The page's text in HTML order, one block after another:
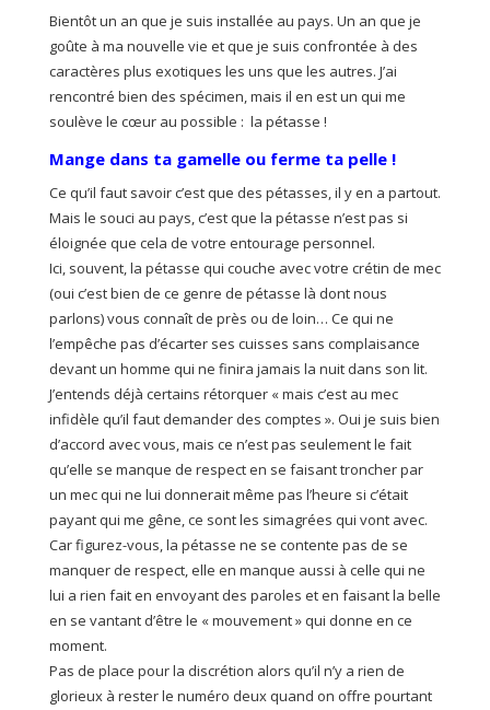
Bientôt un an que je suis installée au pays. Un an que je
goûte à ma nouvelle vie et que je suis confrontée à des
caractères plus exotiques les uns que les autres. J’ai
rencontré bien des spécimen, mais il en est un qui me
soulève le cœur au possible : la pétasse !
Mange dans ta gamelle ou ferme ta pelle !
Ce qu’il faut savoir c’est que des pétasses, il y en a partout.
Mais le souci au pays, c’est que la pétasse n’est pas si
éloignée que cela de votre entourage personnel.
Ici, souvent, la pétasse qui couche avec votre crétin de mec
(oui c’est bien de ce genre de pétasse là dont nous
parlons) vous connaît de près ou de loin… Ce qui ne
l’empêche pas d’écarter ses cuisses sans complaisance
devant un homme qui ne finira jamais la nuit dans son lit.
J’entends déjà certains rétorquer « mais c’est au mec
infidèle qu’il faut demander des comptes ». Oui je suis bien
d’accord avec vous, mais ce n’est pas seulement le fait
qu’elle se manque de respect en se faisant troncher par
un mec qui ne lui donnerait même pas l’heure si c’était
payant qui me gêne, ce sont les simagrées qui vont avec.
Car figurez-vous, la pétasse ne se contente pas de se
manquer de respect, elle en manque aussi à celle qui ne
lui a rien fait en envoyant des paroles et en faisant la belle
en se vantant d’être le « mouvement » qui donne en ce
moment.
Pas de place pour la discrétion alors qu’il n’y a rien de
glorieux à rester le numéro deux quand on offre pourtant